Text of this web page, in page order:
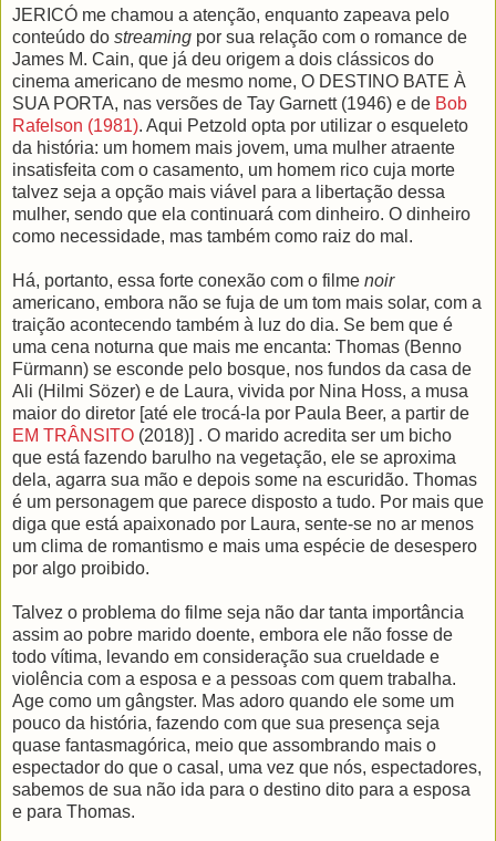
JERICÓ me chamou a atenção, enquanto zapeava pelo
conteúdo do streaming por sua relação com o romance de
James M. Cain, que já deu origem a dois clássicos do
cinema americano de mesmo nome, O DESTINO BATE À
SUA PORTA, nas versões de Tay Garnett (1946) e de Bob
Rafelson (1981). Aqui Petzold opta por utilizar o esqueleto
da história: um homem mais jovem, uma mulher atraente
insatisfeita com o casamento, um homem rico cuja morte
talvez seja a opção mais viável para a libertação dessa
mulher, sendo que ela continuará com dinheiro. O dinheiro
como necessidade, mas também como raiz do mal.
Há, portanto, essa forte conexão com o filme noir
americano, embora não se fuja de um tom mais solar, com a
traição acontecendo também à luz do dia. Se bem que é
uma cena noturna que mais me encanta: Thomas (Benno
Fürmann) se esconde pelo bosque, nos fundos da casa de
Ali (Hilmi Sözer) e de Laura, vivida por Nina Hoss, a musa
maior do diretor [até ele trocá-la por Paula Beer, a partir de
EM TRÂNSITO (2018)] . O marido acredita ser um bicho
que está fazendo barulho na vegetação, ele se aproxima
dela, agarra sua mão e depois some na escuridão. Thomas
é um personagem que parece disposto a tudo. Por mais que
diga que está apaixonado por Laura, sente-se no ar menos
um clima de romantismo e mais uma espécie de desespero
por algo proibido.
Talvez o problema do filme seja não dar tanta importância
assim ao pobre marido doente, embora ele não fosse de
todo vítima, levando em consideração sua crueldade e
violência com a esposa e a pessoas com quem trabalha.
Age como um gângster. Mas adoro quando ele some um
pouco da história, fazendo com que sua presença seja
quase fantasmagórica, meio que assombrando mais o
espectador do que o casal, uma vez que nós, espectadores,
sabemos de sua não ida para o destino dito para a esposa
e para Thomas.